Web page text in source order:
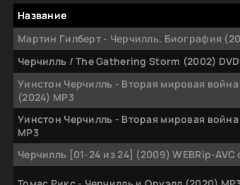
Название
Мартин Гилберт - Черчилль. Биография
Черчилль / The Gathering Storm (2002)
Уинстон Черчилль - Вторая мировая
(2024) МР3
Уинстон Черчилль - Вторая мировая
МР3
Черчилль [01-24 из 24] (2009) WEBRip-